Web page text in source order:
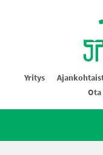
Oy
Yritys